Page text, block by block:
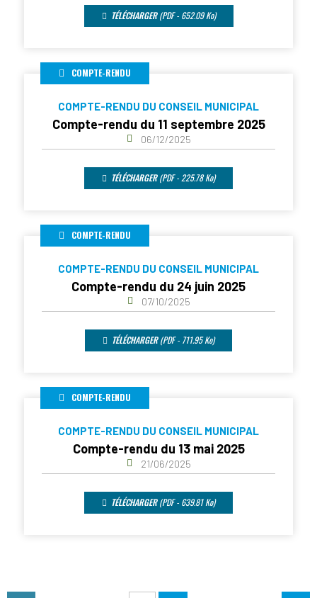
TÉLÉCHARGER(PDF - 652.09 Ko)
COMPTE-RENDU
COMPTE-RENDU DU CONSEIL MUNICIPAL
Compte-rendu du 11 septembre 2025
06/12/2025
TÉLÉCHARGER(PDF - 225.78 Ko)
COMPTE-RENDU
COMPTE-RENDU DU CONSEIL MUNICIPAL
Compte-rendu du 24 juin 2025
07/10/2025
TÉLÉCHARGER(PDF - 711.95 Ko)
COMPTE-RENDU
COMPTE-RENDU DU CONSEIL MUNICIPAL
Compte-rendu du 13 mai 2025
21/06/2025
TÉLÉCHARGER(PDF - 639.81 Ko)